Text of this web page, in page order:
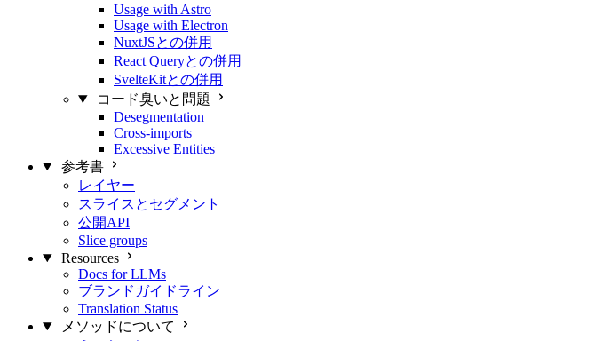
Usage with Astro
Usage with Electron
NuxtJSとの併用
React Queryとの併用
SvelteKitとの併用
コード臭いと問題
Desegmentation
Cross-imports
Excessive Entities
参考書
レイヤー
スライスとセグメント
公開API
Slice groups
Resources
Docs for LLMs
ブランドガイドライン
Translation Status
メソッドについて